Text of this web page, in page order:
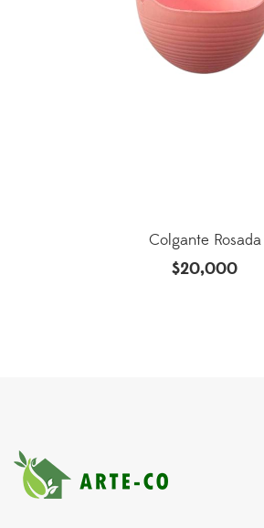
Colgante Rosada
$20,000